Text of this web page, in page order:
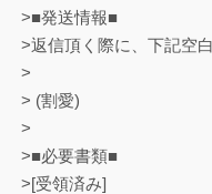
>■発送情報■
>返信頂く際に、下記空
>
> (割愛)
>
>■必要書類■
>[受領済み]